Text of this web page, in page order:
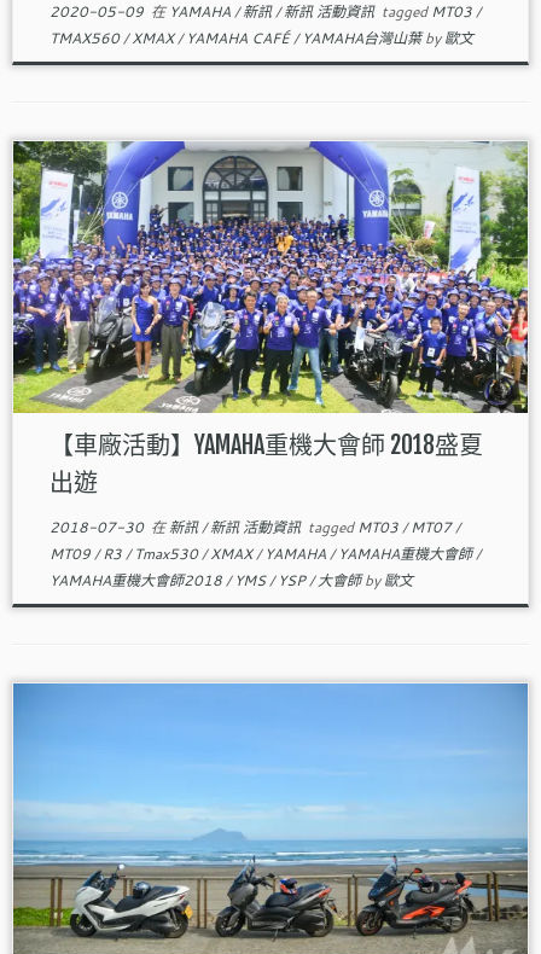
2020-05-09在 YAMAHA/新訊/新訊 活動資訊 taggedMT03/
TMAX560/XMAX/ YAMAHA CAFÉ/ YAMAHA台灣山葉by歐文
【車廠活動】YAMAHA重機大會師 2018盛夏
出遊
2018-07-30在新訊/新訊 活動資訊 taggedMT03/MT07/
MT09/R3/Tmax530/XMAX/ YAMAHA/ YAMAHA重機大會師/
YAMAHA重機大會師2018/ YMS/ YSP/大會師by歐文